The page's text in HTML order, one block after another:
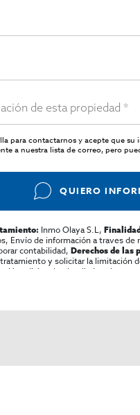
para contactarnos y acepte que
a nuestra lista de correo, pero
QUIERO
Inmo Olaya S.L,
Envío de información a traves
contabilidad, Derechos de las
y solicitar la limitación
adicional y detallada sobre